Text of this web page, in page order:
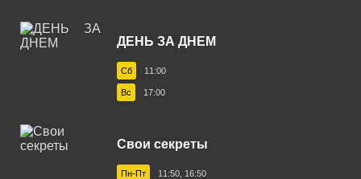
ДЕНЬ ЗА ДНЕМ
Сб 11:00
Вс 17:00
Свои секреты
Пн-Пт 11:50, 16:50